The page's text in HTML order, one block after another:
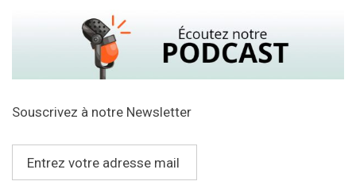
Souscrivez à notre Newsletter